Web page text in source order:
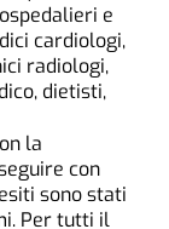
e
cardiologi,
radiologi,
dietisti,
la
con
sono stati
Per tutti il